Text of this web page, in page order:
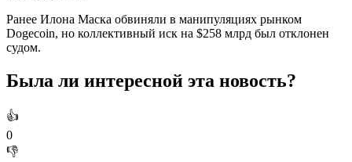
Ранее Илона Маска обвиняли в манипуляциях рынком
Dogecoin, но коллективный иск на $258 млрд был отклонен
судом.
Была ли интересной эта новость?
👍
0
👎